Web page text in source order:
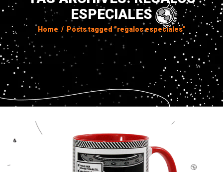
ESPECIALES
Home / Posts tagged "regalos especiales"